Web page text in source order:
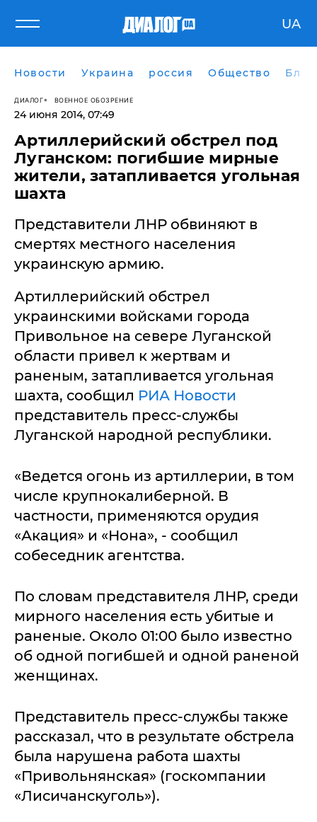
UA
Новости Украина россия Общество
ДИАЛОГ ВОЕННОЕ ОБОЗРЕНИЕ
24 июня 2014, 07:49
​Артиллерийский обстрел под
Луганском: погибшие мирные
жители, затапливается угольная
шахта
Представители ЛНР обвиняют в
смертях местного населения
украинскую армию.
Артиллерийский обстрел
украинскими войсками города
Привольное на севере Луганской
области привел к жертвам и
раненым, затапливается угольная
шахта, сообщил РИА Новости
представитель пресс-службы
Луганской народной республики.
«Ведется огонь из артиллерии, в том
числе крупнокалиберной. В
частности, применяются орудия
«Акация» и «Нона», - сообщил
собеседник агентства.
По словам представителя ЛНР, среди
мирного населения есть убитые и
раненые. Около 01:00 было известно
об одной погибшей и одной раненой
женщинах.
Представитель пресс-службы также
рассказал, что в результате обстрела
была нарушена работа шахты
«Привольнянская» (госкомпании
«Лисичанскуголь»).